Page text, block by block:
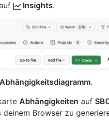
Insights.
Abhängigkeitsdiagramm.
Abhängigkeiten auf
Browser zu